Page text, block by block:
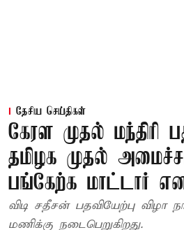
தேசிய செய்திகள்
கேரள முதல் மந்திரி
தமிழக முதல்
பங்கேற்க மாட்டார்
விடி சதீசன் பதவியேற்பு விழா
மணிக்கு நடைபெறுகிறது.